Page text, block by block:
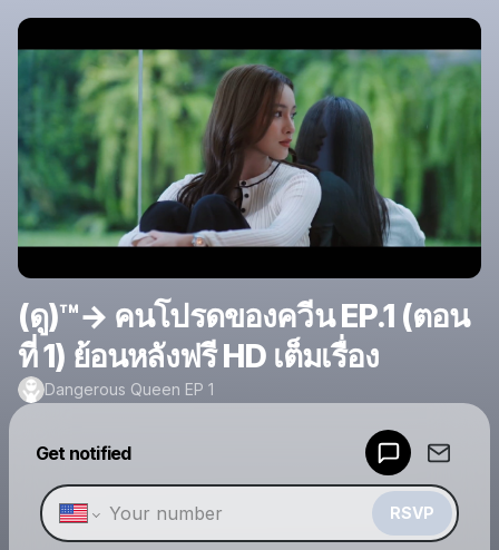
(ดู)™→ คนโปรดของควีน EP.1 (ตอน
ที่ 1) ย้อนหลังฟรี HD เต็มเรื่อง
Dangerous Queen EP 1
Get notified
RSVP